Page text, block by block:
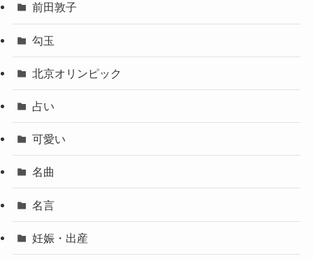
前田敦子
勾玉
北京オリンピック
占い
可愛い
名曲
名言
妊娠・出産